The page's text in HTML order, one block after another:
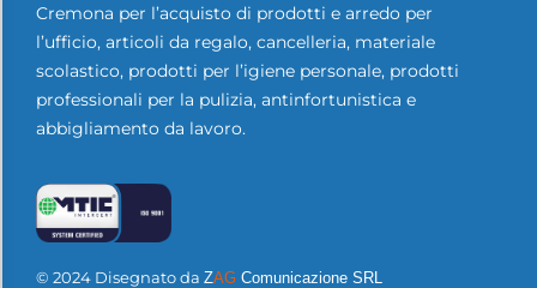
Cremona per l’acquisto di prodotti e arredo per
l’ufficio, articoli da regalo, cancelleria, materiale
scolastico, prodotti per l’igiene personale, prodotti
professionali per la pulizia, antinfortunistica e
abbigliamento da lavoro.
© 2024 Disegnato da ZAG Comunicazione SRL